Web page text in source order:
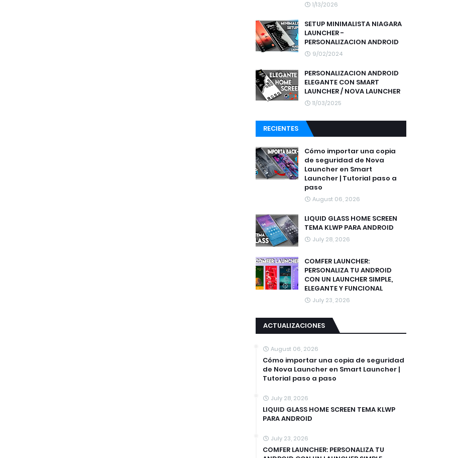
1/13/2026
SETUP MINIMALISTA NIAGARA
LAUNCHER -
PERSONALIZACION ANDROID
9/02/2024
PERSONALIZACION ANDROID
ELEGANTE CON SMART
LAUNCHER / NOVA LAUNCHER
11/03/2025
RECIENTES
Cómo importar una copia
de seguridad de Nova
Launcher en Smart
Launcher | Tutorial paso a
paso
August 06, 2026
LIQUID GLASS HOME SCREEN
TEMA KLWP PARA ANDROID
July 28, 2026
COMFER LAUNCHER:
PERSONALIZA TU ANDROID
CON UN LAUNCHER SIMPLE,
ELEGANTE Y FUNCIONAL
July 23, 2026
ACTUALIZACIONES
August 06, 2026
Cómo importar una copia de seguridad
de Nova Launcher en Smart Launcher |
Tutorial paso a paso
July 28, 2026
LIQUID GLASS HOME SCREEN TEMA KLWP
PARA ANDROID
July 23, 2026
COMFER LAUNCHER: PERSONALIZA TU